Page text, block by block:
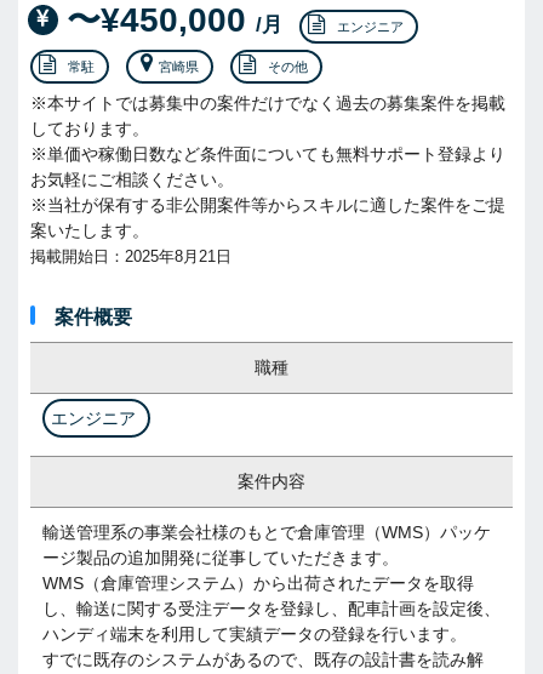
〜¥450,000 /月 エンジニア
常駐 宮崎県 その他
※本サイトでは募集中の案件だけでなく過去の募集案件を掲載
しております。
※単価や稼働日数など条件面についても無料サポート登録より
お気軽にご相談ください。
※当社が保有する非公開案件等からスキルに適した案件をご提
案いたします。
掲載開始日：2025年8月21日
案件概要
職種
エンジニア
案件内容
輸送管理系の事業会社様のもとで倉庫管理（WMS）パッケ
ージ製品の追加開発に従事していただきます。
WMS（倉庫管理システム）から出荷されたデータを取得
し、輸送に関する受注データを登録し、配車計画を設定後、
ハンディ端末を利用して実績データの登録を行います。
すでに既存のシステムがあるので、既存の設計書を読み解